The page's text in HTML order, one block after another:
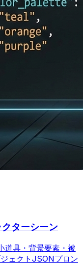
ターシーン
道具・背景要素・被
ェクトJSONプロン